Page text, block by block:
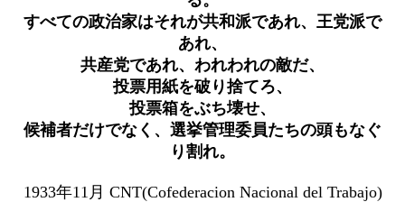
すべての政治家はそれが共和派であれ、王党派で
あれ、
共産党であれ、われわれの敵だ、
投票用紙を破り捨てろ、
投票箱をぶち壊せ、
候補者だけでなく、選挙管理委員たちの頭もなぐ
り割れ。
1933年11月 CNT(Cofederacion Nacional del Trabajo)